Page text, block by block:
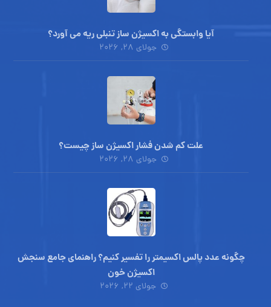
آیا وابستگی به اکسیژن ساز تنبلی ریه می آورد؟
جولای ۲۸, ۲۰۲۶
علت کم شدن فشار اکسیژن ساز چیست؟
جولای ۲۸, ۲۰۲۶
چگونه عدد پالس اکسیمتر را تفسیر کنیم؟ راهنمای جامع سنجش
اکسیژن خون
جولای ۲۲, ۲۰۲۶